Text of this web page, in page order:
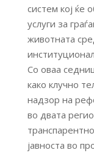
систем кој ќе
услуги за
животната
Со оваа
како клучно
надзор на
во двата
јавноста во